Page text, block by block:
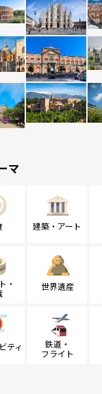
マ
建築・アート
・
世界遺産
ティ
鉄道・
フライト